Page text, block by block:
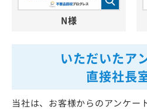
いただいたア
直接社長
当社は、お客様からのアンケー
N様